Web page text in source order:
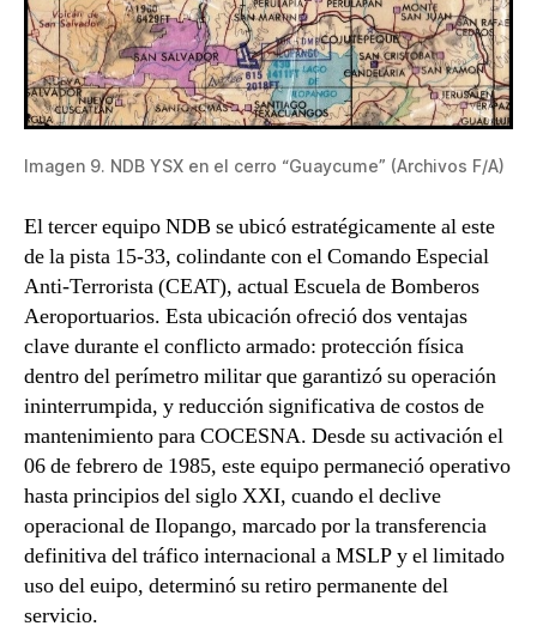
Imagen 9. NDB YSX en el cerro “Guaycume” (Archivos F/A)
El tercer equipo NDB se ubicó estratégicamente al este
de la pista 15-33, colindante con el Comando Especial
Anti-Terrorista (CEAT), actual Escuela de Bomberos
Aeroportuarios. Esta ubicación ofreció dos ventajas
clave durante el conflicto armado: protección física
dentro del perímetro militar que garantizó su operación
ininterrumpida, y reducción significativa de costos de
mantenimiento para COCESNA. Desde su activación el
06 de febrero de 1985, este equipo permaneció operativo
hasta principios del siglo XXI, cuando el declive
operacional de Ilopango, marcado por la transferencia
definitiva del tráfico internacional a MSLP y el limitado
uso del euipo, determinó su retiro permanente del
servicio.